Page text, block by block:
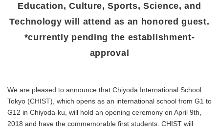
Education, Culture, Sports, Science, and
Technology will attend as an honored guest.
*currently pending the establishment-
approval
We are pleased to announce that Chiyoda International School
Tokyo (CHIST), which opens as an international school from G1 to
G12 in Chiyoda-ku, will hold an opening ceremony on April 9th,
2018 and have the commemorable first students. CHIST will